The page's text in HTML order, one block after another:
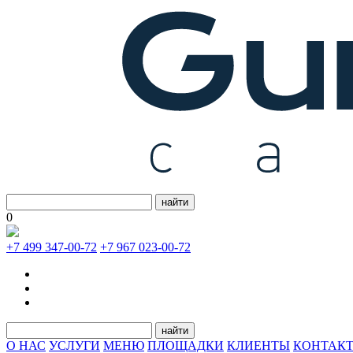
найти
0
+7 499 347-00-72 +7 967 023-00-72
найти
О НАС УСЛУГИ МЕНЮ ПЛОЩАДКИ КЛИЕНТЫ